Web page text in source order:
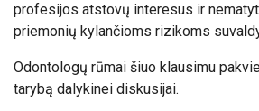
profesijos atstovų interesus ir
priemonių kylančioms rizikoms
Odontologų rūmai šiuo klausimu
tarybą dalykinei diskusijai.